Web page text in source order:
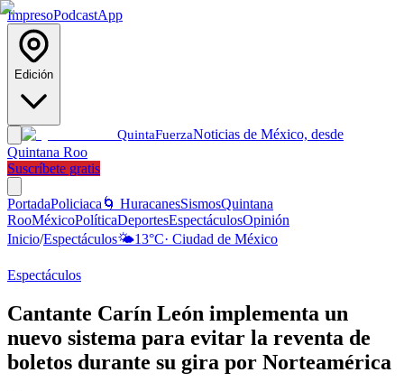
ImpresoPodcastApp
Edición
QuintaFuerzaNoticias de México, desde
Quintana Roo
Suscríbete gratis
PortadaPoliciaca 🌀 HuracanesSismosQuintana
RooMéxicoPolíticaDeportesEspectáculosOpinión
Inicio/Espectáculos🌤️13°C· Ciudad de México
Espectáculos
Cantante Carín León implementa un
nuevo sistema para evitar la reventa de
boletos durante su gira por Norteamérica